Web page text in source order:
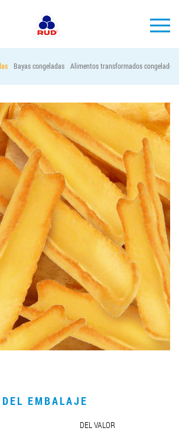
PRODUCCIÓN
EMPRESA
Horeca
Contactos
Vacantes
PEDIR PRODUCTOS "RUD":
LLEGAR A SER SOCIO
0412 48 28 17
0412 42 29 23
Bayas congeladas Alimentos transformados congelados
EMBALAJE
DEL VALOR